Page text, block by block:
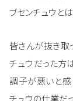
ブセンチュウと
皆さんが抜き取
チュウだった方
調子が悪いと感
チュウの仕業だ